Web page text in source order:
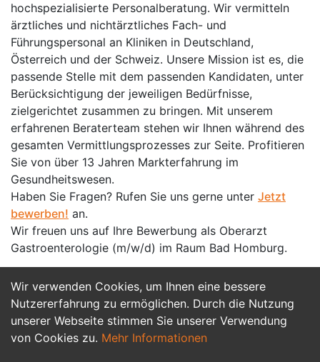
Wir verwenden Cookies, um Ihnen eine bessere
Nutzererfahrung zu ermöglichen. Durch die Nutzung
unserer Webseite stimmen Sie unserer Verwendung
von Cookies zu. Mehr Informationen
hochspezialisierte Personalberatung. Wir vermitteln
ärztliches und nichtärztliches Fach- und
Führungspersonal an Kliniken in Deutschland,
Österreich und der Schweiz. Unsere Mission ist es, die
passende Stelle mit dem passenden Kandidaten, unter
Berücksichtigung der jeweiligen Bedürfnisse,
zielgerichtet zusammen zu bringen. Mit unserem
erfahrenen Beraterteam stehen wir Ihnen während des
gesamten Vermittlungsprozesses zur Seite. Profitieren
Sie von über 13 Jahren Markterfahrung im
Gesundheitswesen.
Haben Sie Fragen? Rufen Sie uns gerne unter Jetzt
bewerben! an.
Wir freuen uns auf Ihre Bewerbung als Oberarzt
Gastroenterologie (m/w/d) im Raum Bad Homburg.
Jetzt Bewerben